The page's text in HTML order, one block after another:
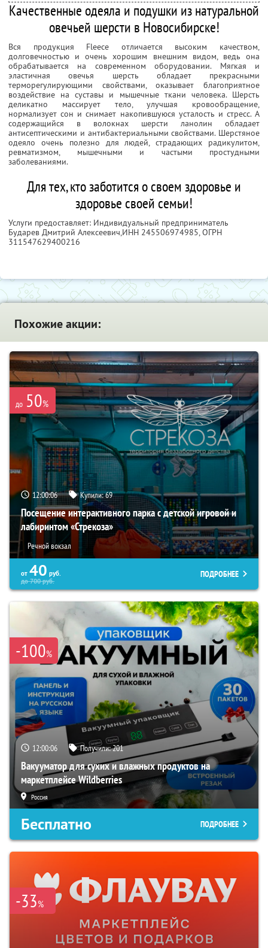
Качественные одеяла и подушки из натуральной
овечьей шерсти в Новосибирске!
Вся продукция Fleece отличается высоким качеством,
долговечностью и очень хорошим внешним видом, ведь она
обрабатывается на современном оборудовании. Мягкая и
эластичная овечья шерсть обладает прекрасными
терморегулирующими свойствами, оказывает благоприятное
воздействие на суставы и мышечные ткани человека. Шерсть
деликатно массирует тело, улучшая кровообращение,
нормализует сон и снимает накопившуюся усталость и стресс. А
содержащийся в волокнах шерсти ланолин обладает
антисептическими и антибактериальными свойствами. Шерстяное
одеяло очень полезно для людей, страдающих радикулитом,
ревматизмом, мышечными и частыми простудными
заболеваниями.
Для тех, кто заботится о своем здоровье и
здоровье своей семьи!
Услуги предоставляет: Индивидуальный предприниматель
Бударев Дмитрий Алексеевич,ИНН 245506974985, ОГРН
311547629400216
Похожие акции:
до 50%
12:00:05 Купили:69
Посещение интерактивного парка с детской игровой и
лабиринтом «Стрекоза»
Речной вокзал
от 40 руб.
до700руб.
ПОДРОБНЕЕ
-100%
12:00:05 Получили:201
Вакууматор для сухих и влажных продуктов на
маркетплейсе Wildberries
Россия
Бесплатно ПОДРОБНЕЕ
-33%